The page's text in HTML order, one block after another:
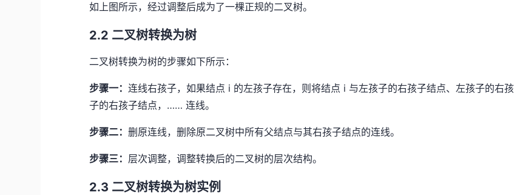
如上图所示，经过调整后成为了一棵正规的二叉树。
2.2 二叉树转换为树
二叉树转换为树的步骤如下所示：
步骤一：连线右孩子，如果结点 i 的左孩子存在，则将结点 i 与左孩子的右孩子结点、左孩子的右孩
子的右孩子结点，…… 连线。
步骤二：删原连线，删除原二叉树中所有父结点与其右孩子结点的连线。
步骤三： 层次调整，调整转换后的二叉树的层次结构。
2.3 二叉树转换为树实例